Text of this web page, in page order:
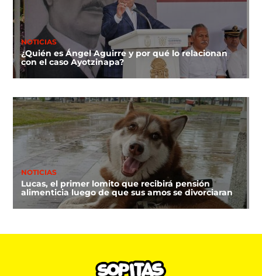
NOTICIAS
¿Quién es Ángel Aguirre y por qué lo relacionan
con el caso Ayotzinapa?
NOTICIAS
Lucas, el primer lomito que recibirá pensión
alimenticia luego de que sus amos se divorciaran